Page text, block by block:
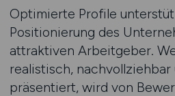
Optimierte Profile
Positionierung des
attraktiven Arbeitgeber.
realistisch,
präsentiert, wird von